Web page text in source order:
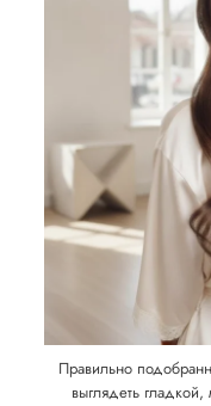
Правильно
выглядеть